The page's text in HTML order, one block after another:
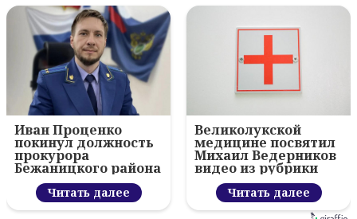
Иван Проценко
покинул должность
прокурора
Бежаницкого района
Читать далее
Великолукской
медицине посвятил
Михаил Ведерников
видео из рубрики
«Тема дня»
Читать далее